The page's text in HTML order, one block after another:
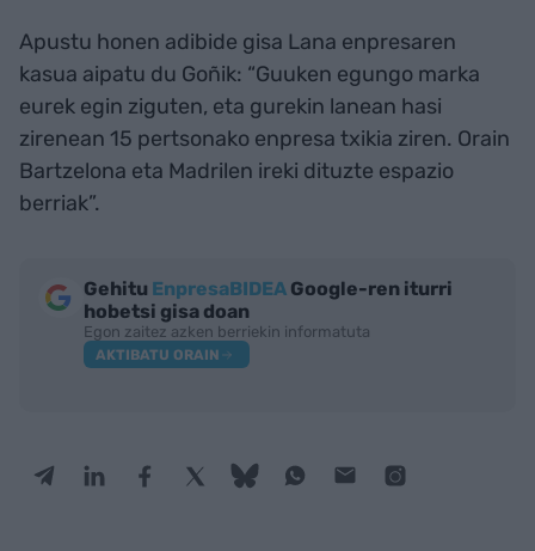
Apustu honen adibide gisa Lana enpresaren
kasua aipatu du Goñik: “Guuken egungo marka
eurek egin ziguten, eta gurekin lanean hasi
zirenean 15 pertsonako enpresa txikia ziren. Orain
Bartzelona eta Madrilen ireki dituzte espazio
berriak”.
Gehitu EnpresaBIDEA Google-ren iturri
hobetsi gisa doan
Egon zaitez azken berriekin informatuta
AKTIBATU ORAIN